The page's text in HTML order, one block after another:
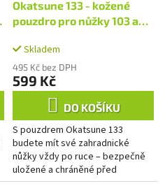
Okatsune 133 - kožené
pouzdro pro nůžky 103 a
Skladem
495 Kč bez DPH
599 Kč
DO KOŠÍKU
S pouzdrem Okatsune 133
budete mít své zahradnické
nůžky vždy po ruce – bezpečně
uložené a chráněné před
vlhkostí, nečistotami i